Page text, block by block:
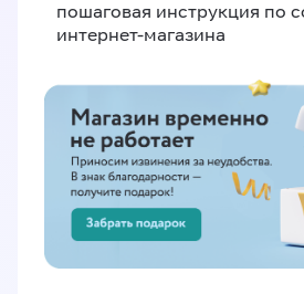
пошаговая инструкция по
интернет-магазина